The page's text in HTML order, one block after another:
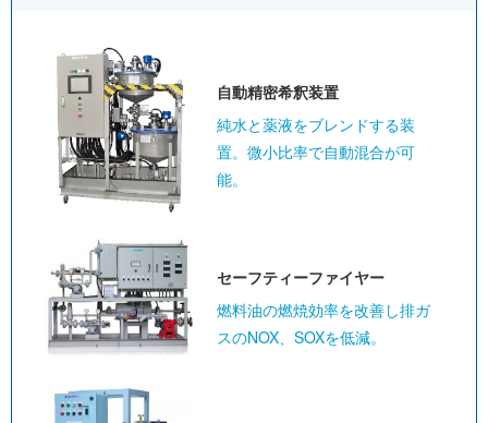
自動精密希釈装置
純水と薬液をブレンドする装
置。微小比率で自動混合が可
能。
セーフティーファイヤー
燃料油の燃焼効率を改善し排ガ
スのNOX、SOXを低減。